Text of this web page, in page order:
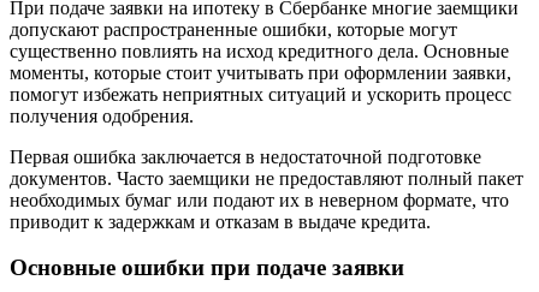
При подаче заявки на ипотеку в Сбербанке многие заемщики
допускают распространенные ошибки, которые могут
существенно повлиять на исход кредитного дела. Основные
моменты, которые стоит учитывать при оформлении заявки,
помогут избежать неприятных ситуаций и ускорить процесс
получения одобрения.
Первая ошибка заключается в недостаточной подготовке
документов. Часто заемщики не предоставляют полный пакет
необходимых бумаг или подают их в неверном формате, что
приводит к задержкам и отказам в выдаче кредита.
Основные ошибки при подаче заявки